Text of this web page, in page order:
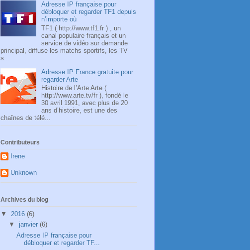
Adresse IP française pour
débloquer et regarder TF1 depuis
n’importe où
TF1 ( http://www.tf1.fr ) , un
canal populaire français et un
service de vidéo sur demande
principal, diffuse les matchs sportifs, les TV
s...
Adresse IP France gratuite pour
regarder Arte
Histoire de l’Arte Arte (
http://www.arte.tv/fr ), fondé le
30 avril 1991, avec plus de 20
ans d’histoire, est une des
chaînes de télé...
Contributeurs
Irene
Unknown
Archives du blog
▼ 2016 (6)
▼ janvier (6)
Adresse IP française pour
débloquer et regarder TF...